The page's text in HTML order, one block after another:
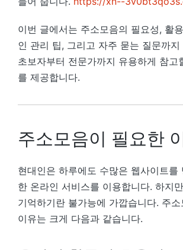
이번 글에서는 주소모음의 필요성, 활
인 관리 팁, 그리고 자주 묻는 질문까지
초보자부터 전문가까지 유용하게 참고
를 제공합니다.
주소모음이 필요한
현대인은 하루에도 수많은 웹사이트를
한 온라인 서비스를 이용합니다. 하지
기억하기란 불가능에 가깝습니다. 주
이유는 크게 다음과 같습니다.